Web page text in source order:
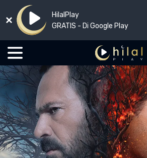
HilalPlay
GRATIS - Di Google Play